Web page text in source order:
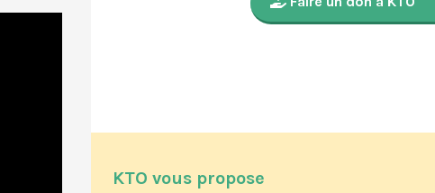
KTO vous propose